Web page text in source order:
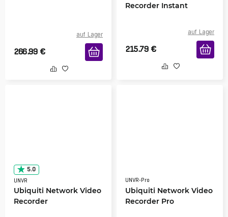
auf Lager
266.99 €
Recorder Instant
auf Lager
215.79 €
5.0
UNVR
Ubiquiti Network Video
Recorder
UNVR-Pro
Ubiquiti Network Video
Recorder Pro